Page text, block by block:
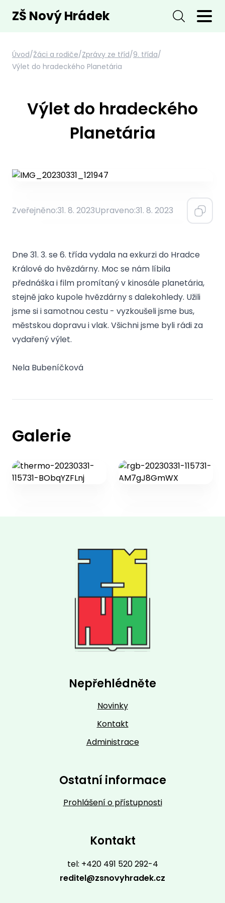
ZŠ Nový Hrádek
Úvod/Žáci a rodiče/Zprávy ze tříd/9. třída/
Výlet do hradeckého Planetária
Výlet do hradeckého
Planetária
Zveřejněno:31. 8. 2023Upraveno:31. 8. 2023
Dne 31. 3. se 6. třída vydala na exkurzi do Hradce
Králové do hvězdárny. Moc se nám líbila
přednáška i film promítaný v kinosále planetária,
stejně jako kupole hvězdárny s dalekohledy. Užili
jsme si i samotnou cestu - vyzkoušeli jsme bus,
městskou dopravu i vlak. Všichni jsme byli rádi za
vydařený výlet.
Nela Bubeníčková
Galerie
Nepřehlédněte
Novinky
Kontakt
Administrace
Ostatní informace
Prohlášení o přístupnosti
Kontakt
tel: +420 491 520 292-4
reditel@zsnovyhradek.cz